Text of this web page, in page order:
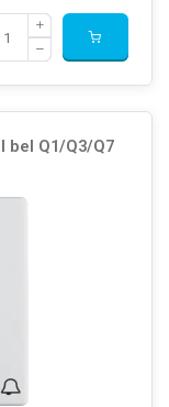
bel Q1/Q3/Q7